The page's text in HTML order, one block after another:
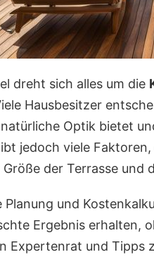
dreht sich alles um die
Hausbesitzer
Optik bietet
jedoch viele
Größe der Terrasse und
Planung und
Ergebnis erhalten,
Expertenrat und Tipps